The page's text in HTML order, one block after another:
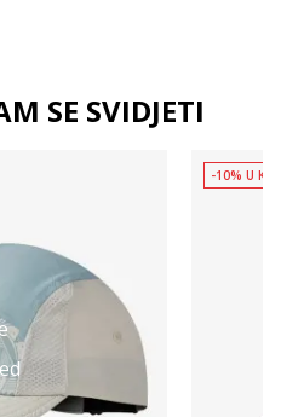
SE SVIDJETI
-10% U